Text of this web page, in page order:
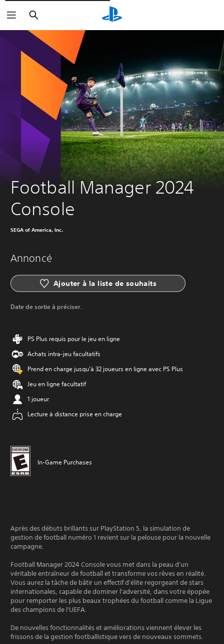
Rechercher
Football Manager 2024
Console
SEGA of America, Inc.
Annoncé
Ajouter à la liste de souhaits
Date de sortie à préciser.
PS Plus requis pour le jeu en ligne
Achats intra-jeu facultatifs
Prend en charge jusqu’à 32 joueurs en ligne avec PS Plus
Jeu en ligne facultatif
1 joueur
Lecture à distance prise en charge
In-Game Purchases
Après des débuts brillants sur PlayStation 5, la simulation de
gestion de football numéro 1 revient sur la pelouse pour la nouvelle
campagne.
Football Manager 2024 Console vous met dans la peau d'un
véritable entraîneur de football et transforme vos rêves en réalité.
Vous aurez la tâche de bâtir un effectif d'élite regorgeant de stars
internationales, capable de dominer l'adversité, dans votre épopée
pour remporter les plus beaux trophées du football comme la Ligue
des champions de l'UEFA.
De nouvelles fonctionnalités et améliorations viennent élever les
frissons de la gestion footballistique vers de nouveaux sommets.